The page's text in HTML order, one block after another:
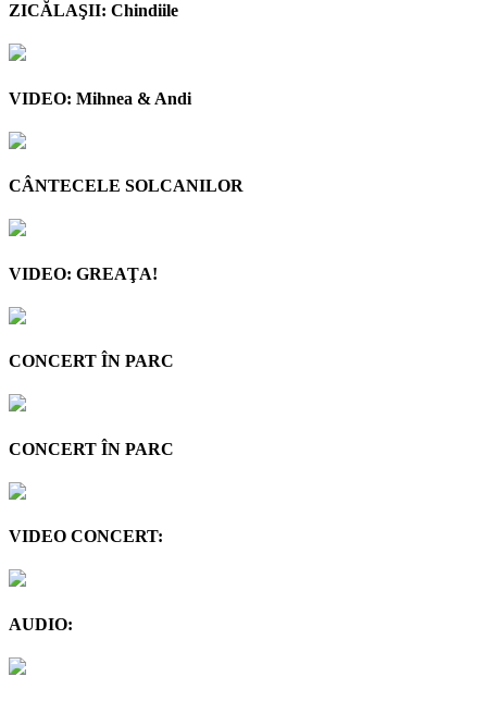
ZICĂLAŞII: Chindiile
VIDEO: Mihnea & Andi
CÂNTECELE SOLCANILOR
VIDEO: GREAŢA!
CONCERT ÎN PARC
CONCERT ÎN PARC
VIDEO CONCERT:
AUDIO: